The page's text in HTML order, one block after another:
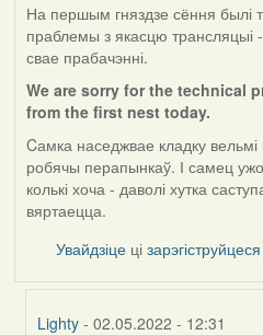
На першым гняздзе сёння былі
праблемы з якасцю трансляцыі
свае прабачэнні.
We are sorry for the technical
from the first nest today.
Cамка наседжвае кладку
робячы перапынкаў. І самец
колькі хоча - даволі хутка
вяртаецца.
Увайдзіце цізарэгіструйцеся
Lighty - 02.05.2022 - 12:31